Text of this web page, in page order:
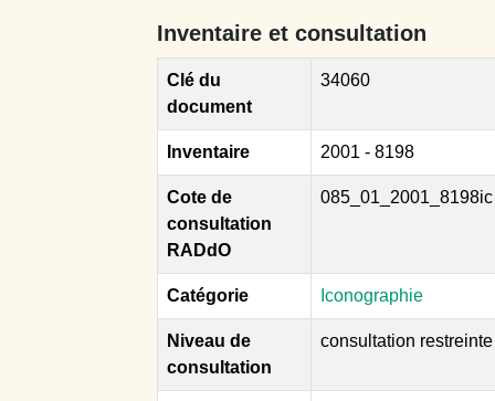
Inventaire et consultation
Clé du
document
34060
Inventaire 2001 - 8198
Cote de
consultation
RADdO
085_01_2001_8198ic
Catégorie Iconographie
Niveau de
consultation
consultation restreinte